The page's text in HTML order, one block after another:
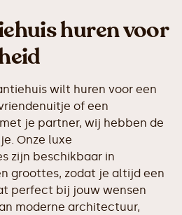
huren voor
wilt huren voor een
of een
je partner, wij hebben de
Onze luxe
zijn beschikbaar in
groottes, zodat je altijd een
perfect bij jouw wensen
moderne architectuur,